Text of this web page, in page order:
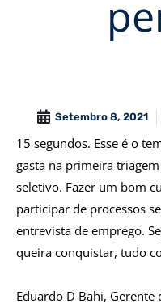
Setembro 8, 2021
15 segundos. Esse é o
gasta na primeira
seletivo. Fazer um bom
participar de processos
entrevista de emprego.
queira conquistar, tudo
Eduardo D Bahi, Gerente